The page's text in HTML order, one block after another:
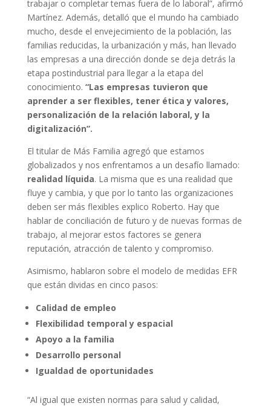
trabajar o completar temas fuera de lo laboral”, afirmó
Martínez. Además, detalló que el mundo ha cambiado
mucho, desde el envejecimiento de la población, las
familias reducidas, la urbanización y más, han llevado
las empresas a una dirección donde se deja detrás la
etapa postindustrial para llegar a la etapa del
conocimiento. “Las empresas tuvieron que
aprender a ser flexibles, tener ética y valores,
personalización de la relación laboral, y la
digitalización”.
El titular de Más Familia agregó que estamos
globalizados y nos enfrentamos a un desafío llamado:
realidad líquida. La misma que es una realidad que
fluye y cambia, y que por lo tanto las organizaciones
deben ser más flexibles explico Roberto. Hay que
hablar de conciliación de futuro y de nuevas formas de
trabajo, al mejorar estos factores se genera
reputación, atracción de talento y compromiso.
Asimismo, hablaron sobre el modelo de medidas EFR
que están dividas en cinco pasos:
Calidad de empleo
Flexibilidad temporal y espacial
Apoyo a la familia
Desarrollo personal
Igualdad de oportunidades
“Al igual que existen normas para salud y calidad,